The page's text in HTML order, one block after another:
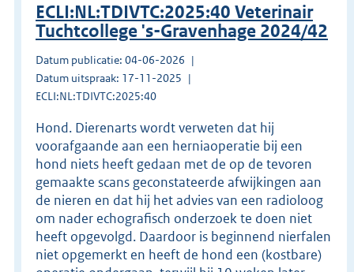
ECLI:NL:TDIVTC:2025:40 Veterinair
Tuchtcollege 's-Gravenhage 2024/42
Datum publicatie: 04-06-2026
Datum uitspraak: 17-11-2025
ECLI:NL:TDIVTC:2025:40
Hond. Dierenarts wordt verweten dat hij
voorafgaande aan een herniaoperatie bij een
hond niets heeft gedaan met de op de tevoren
gemaakte scans geconstateerde afwijkingen aan
de nieren en dat hij het advies van een radioloog
om nader echografisch onderzoek te doen niet
heeft opgevolgd. Daardoor is beginnend nierfalen
niet opgemerkt en heeft de hond een (kostbare)